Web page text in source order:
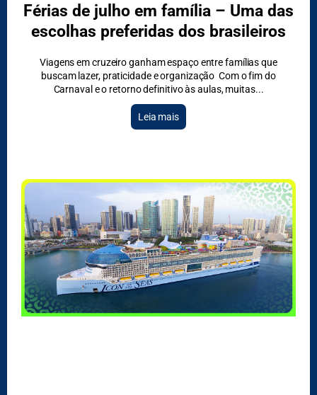
Férias de julho em família – Uma das
escolhas preferidas dos brasileiros
Viagens em cruzeiro ganham espaço entre famílias que
buscam lazer, praticidade e organização Com o fim do
Carnaval e o retorno definitivo às aulas, muitas
Leia mais